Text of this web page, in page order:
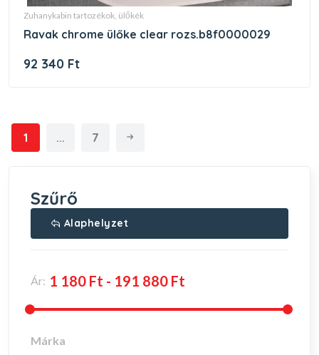
zuhanykabin tartozékok, ülőkék
ravak chrome ülőke clear rozs.b8f0000029
92 340 Ft
1 ... 7
Szűrő
Alaphelyzet
Ár:
Márka